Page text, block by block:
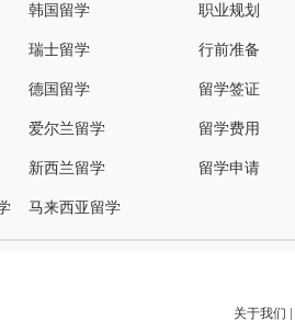
韩国留学
瑞士留学
德国留学
爱尔兰留学
新西兰留学
马来西亚留学
职业规划
行前准备
留学签证
留学费用
留学申请
关于我们 |